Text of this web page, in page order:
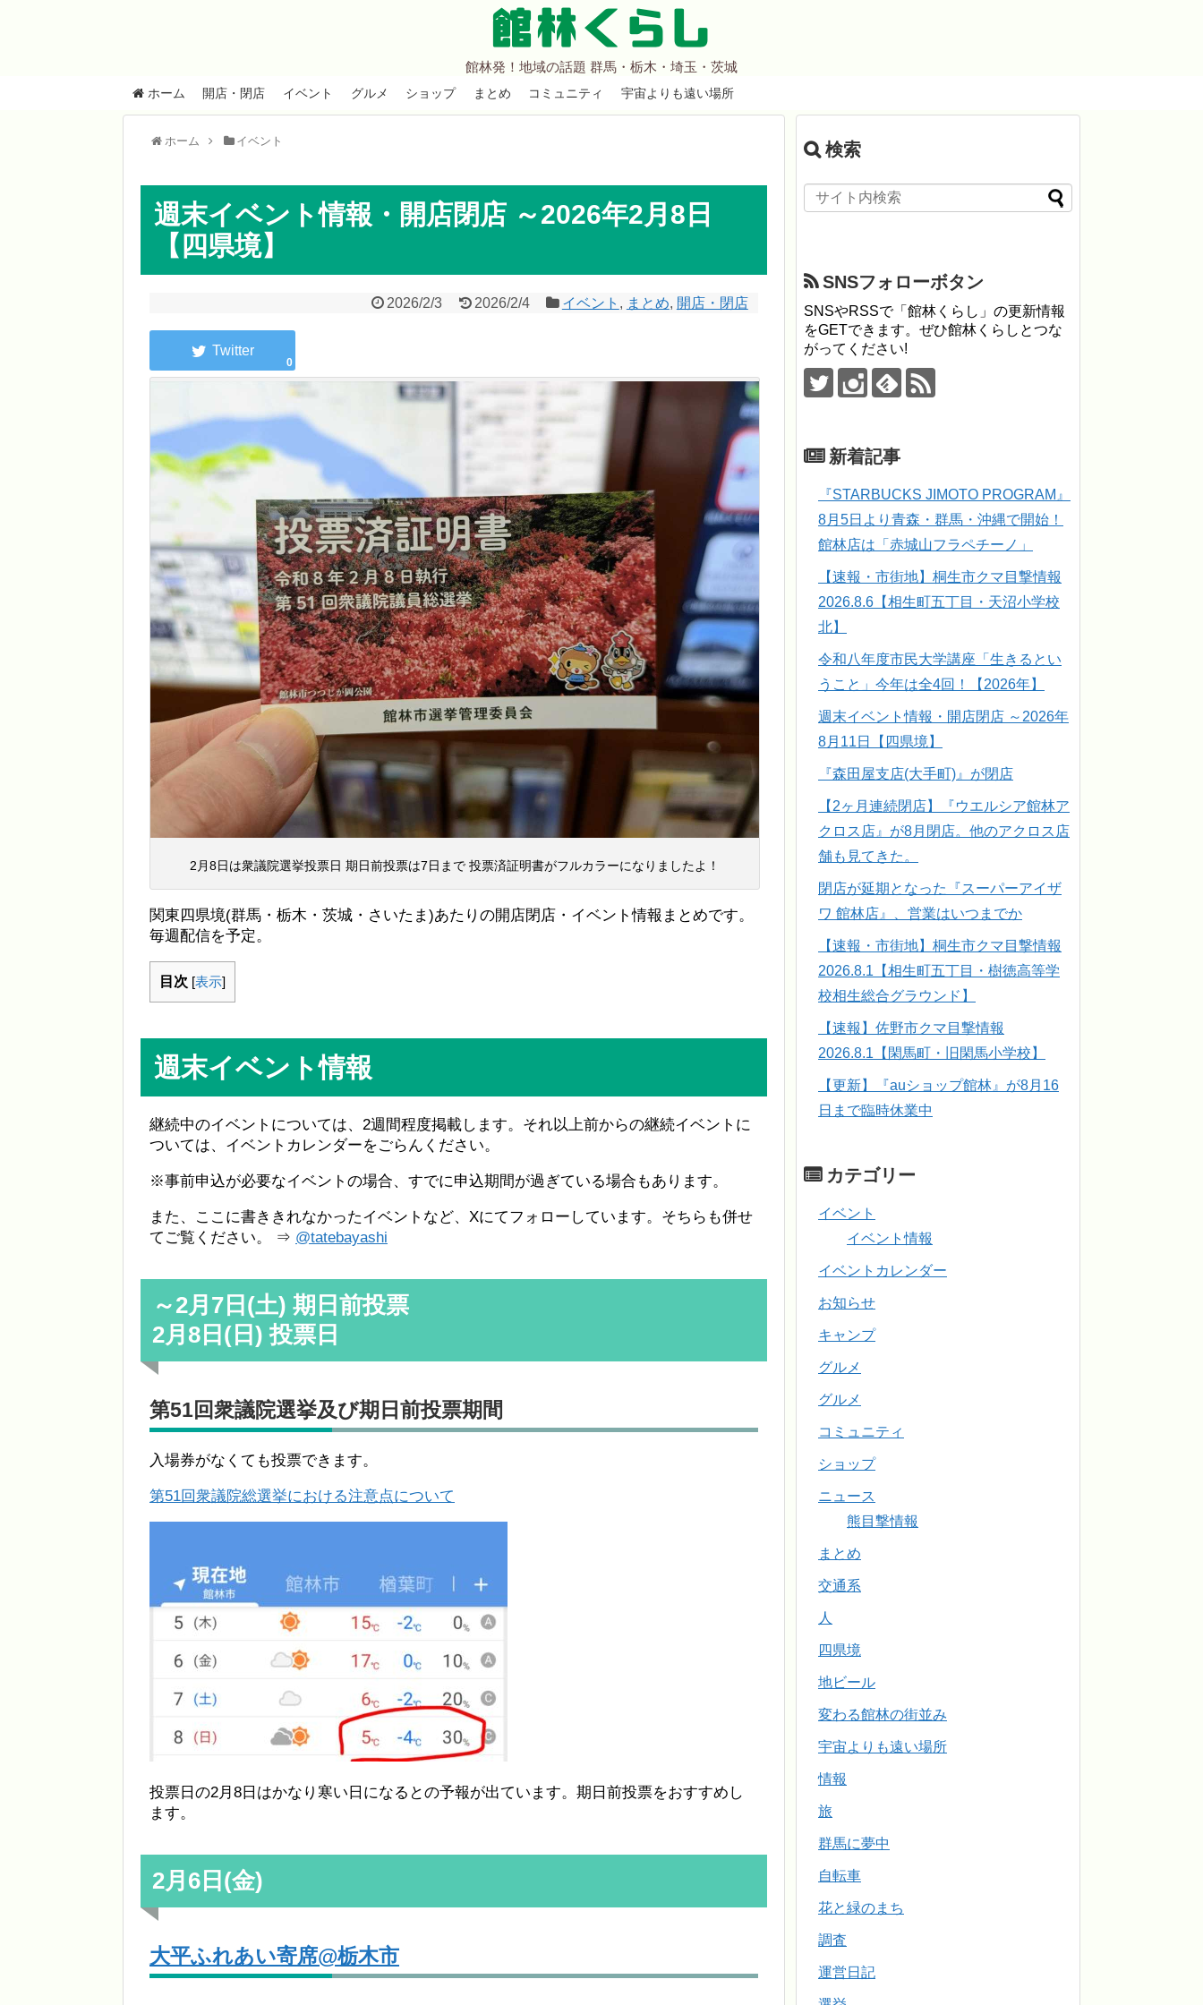
館林くらし
館林発！地域の話題 群馬・栃木・埼玉・茨城
ホーム 開店・閉店 イベント グルメ ショップ まとめ コミュニティ 宇宙よりも遠い場所
ホーム イベント
週末イベント情報・開店閉店 ～2026年2月8日
【四県境】
2026/2/3 2026/2/4 イベント , まとめ, 開店・閉店
0
2月8日は衆議院選挙投票日 期日前投票は7日まで 投票済証明書がフルカラーになりましたよ！
関東四県境(群馬・栃木・茨城・さいたま)あたりの開店閉店・イベント情報まとめです。
毎週配信を予定。
目次 [表示]
週末イベント情報
継続中のイベントについては、2週間程度掲載します。それ以上前からの継続イベントに
ついては、イベントカレンダーをごらんください。
※事前申込が必要なイベントの場合、すでに申込期間が過ぎている場合もあります。
また、ここに書ききれなかったイベントなど、Xにてフォローしています。そちらも併せ
てご覧ください。 ⇒ @tatebayashi
～2月7日(土) 期日前投票
2月8日(日) 投票日
第51回衆議院選挙及び期日前投票期間
入場券がなくても投票できます。
第51回衆議院総選挙における注意点について
投票日の2月8日はかなり寒い日になるとの予報が出ています。期日前投票をおすすめし
ます。
2月6日(金)
大平ふれあい寄席@栃木市
検索
SNSフォローボタン
SNSやRSSで「館林くらし」の更新情報
をGETできます。ぜひ館林くらしとつな
がってください!
新着記事
『STARBUCKS JIMOTO PROGRAM』
8月5日より青森・群馬・沖縄で開始！
館林店は「赤城山フラペチーノ」
【速報・市街地】桐生市クマ目撃情報
2026.8.6【相生町五丁目・天沼小学校
北】
令和八年度市民大学講座「生きるとい
うこと」今年は全4回！【2026年】
週末イベント情報・開店閉店 ～2026年
8月11日【四県境】
『森田屋支店(大手町)』が閉店
【2ヶ月連続閉店】『ウエルシア館林ア
クロス店』が8月閉店。他のアクロス店
舗も見てきた。
閉店が延期となった『スーパーアイザ
ワ 館林店』、営業はいつまでか
【速報・市街地】桐生市クマ目撃情報
2026.8.1【相生町五丁目・樹徳高等学
校相生総合グラウンド】
【速報】佐野市クマ目撃情報
2026.8.1【閑馬町・旧閑馬小学校】
【更新】『auショップ館林』が8月16
日まで臨時休業中
カテゴリー
イベント
イベント情報
イベントカレンダー
お知らせ
キャンプ
グルメ
グルメ
コミュニティ
ショップ
ニュース
熊目撃情報
まとめ
交通系
人
四県境
地ビール
変わる館林の街並み
宇宙よりも遠い場所
情報
旅
群馬に夢中
自転車
花と緑のまち
調査
運営日記